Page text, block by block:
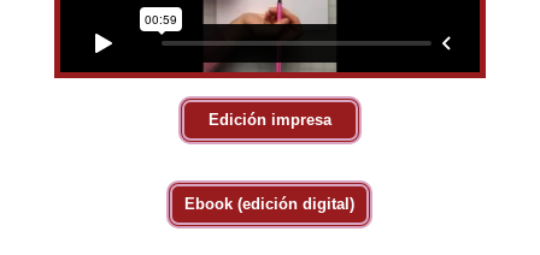
Edición impresa
Ebook (edición digital)